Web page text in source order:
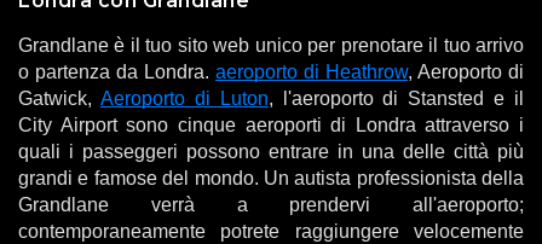
Grandlane è il tuo sito web unico per prenotare il tuo arrivo
o partenza da Londra. aeroporto di Heathrow, Aeroporto di
Gatwick, Aeroporto di Luton, l'aeroporto di Stansted e il
City Airport sono cinque aeroporti di Londra attraverso i
quali i passeggeri possono entrare in una delle città più
grandi e famose del mondo. Un autista professionista della
Grandlane verrà a prendervi all'aeroporto;
contemporaneamente potrete raggiungere velocemente